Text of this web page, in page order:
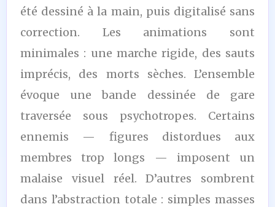
été dessiné à la main, puis digitalisé sans
correction. Les animations sont
minimales : une marche rigide, des sauts
imprécis, des morts sèches. L’ensemble
évoque une bande dessinée de gare
traversée sous psychotropes. Certains
ennemis — figures distordues aux
membres trop longs — imposent un
malaise visuel réel. D’autres sombrent
dans l’abstraction totale : simples masses